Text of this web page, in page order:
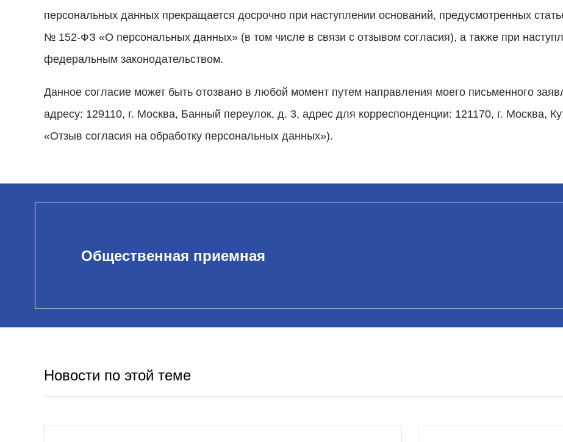
персональных данных прекращается досрочно при наступлении оснований, предусмотренных
№ 152-ФЗ «О персональных данных» (в том числе в связи с отзывом согласия), а также при
федеральным законодательством.
Данное согласие может быть отозвано в любой момент путем направления моего письменного
адресу: 129110, г. Москва, Банный переулок, д. 3, адрес для корреспонденции: 121170, г. Москва,
«Отзыв согласия на обработку персональных данных»).
Общественная приемная
Новости по этой теме